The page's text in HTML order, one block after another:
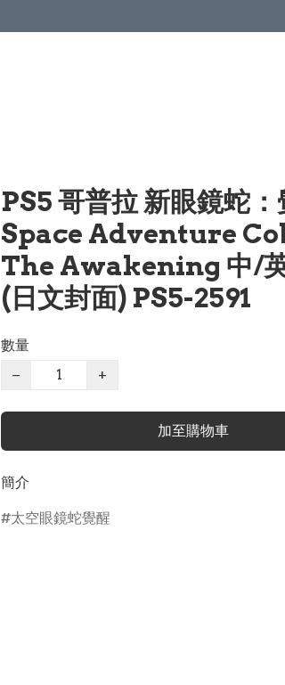
PS5 哥普拉 新眼鏡蛇：
Space Adventure
The Awakening 中/
(日文封面) PS5-2591
數量
−
+
加至購物車
簡介
太空眼鏡蛇覺醒